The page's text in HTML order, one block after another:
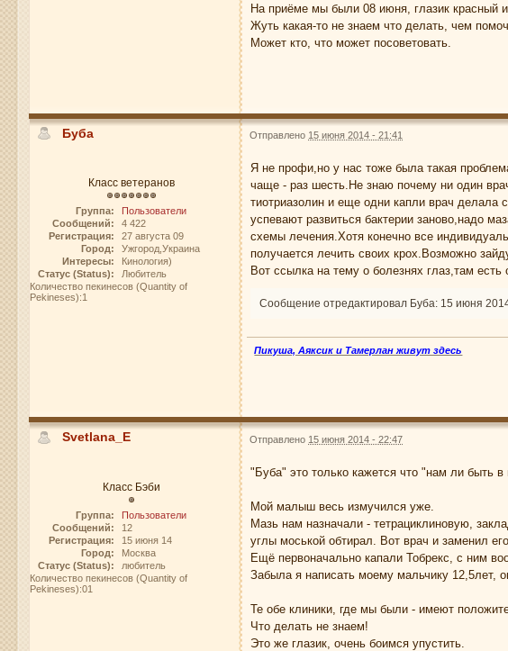
На приёме мы были 08 июня, глазик красный
Жуть какая-то не знаем что делать, чем
Может кто, что может посоветовать.
Буба
Класс ветеранов
Группа:
Пользователи
Сообщений:
4 422
Регистрация:
27 августа 09
Город:
Ужгород,Украина
Интересы:
Кинология)
Статус (Status):
Любитель
Количество пекинесов (Quantity of
Pekineses):1
Отправлено 15 июня 2014 - 21:41
Я не профи,но у нас тоже была такая
чаще - раз шесть.Не знаю почему ни один
тиотриазолин и еще одни капли врач делала
успевают развиться бактерии заново,надо
схемы лечения.Хотя конечно все
получается лечить своих крох.Возможно
Вот ссылка на тему о болезнях глаз,там есть
Сообщение отредактировал Буба: 15 июня
Пикуша, Аяксик и Тамерлан живут здесь
Svetlana_E
Класс Бэби
Группа:
Пользователи
Сообщений:
12
Регистрация:
15 июня 14
Город:
Москва
Статус (Status):
любитель
Количество пекинесов (Quantity of
Pekineses):01
Отправлено 15 июня 2014 - 22:47
"Буба" это только кажется что "нам ли быть в
Мой малыш весь измучился уже.
Мазь нам назначали - тетрациклиновую,
углы моськой обтирал. Вот врач и заменил
Ещё первоначально капали Тобрекс, с ним
Забыла я написать моему мальчику 12,5лет,
Те обе клиники, где мы были - имеют
Что делать не знаем!
Это же глазик, очень боимся упустить.